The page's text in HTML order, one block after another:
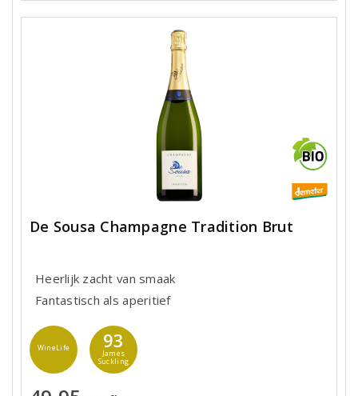
De Sousa Champagne Tradition Brut
Heerlijk zacht van smaak
Fantastisch als aperitief
WineLife 93
James
Suckling